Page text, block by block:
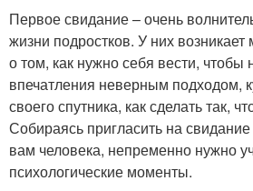
Первое свидание – очень
жизни подростков. У них
о том, как нужно себя вести, чтобы
впечатления неверным подходом,
своего спутника, как сделать так,
Собираясь пригласить на
вам человека, непременно нужно
психологические моменты.